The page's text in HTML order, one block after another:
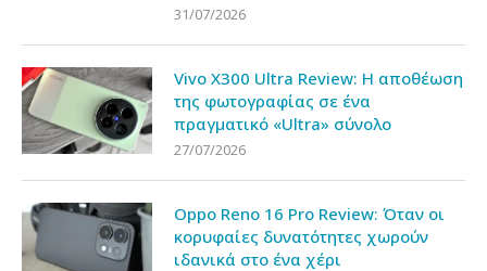
31/07/2026
Vivo X300 Ultra Review: Η αποθέωση
της φωτογραφίας σε ένα
πραγματικό «Ultra» σύνολο
27/07/2026
Oppo Reno 16 Pro Review: Όταν οι
κορυφαίες δυνατότητες χωρούν
ιδανικά στο ένα χέρι